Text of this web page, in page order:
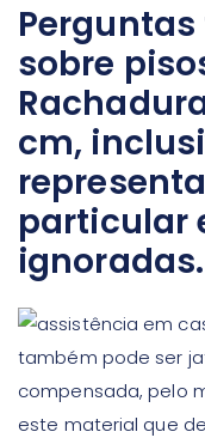
Perguntas
sobre
cm,
particular
ignoradas.
também pode ser
compensada, pelo
este material que